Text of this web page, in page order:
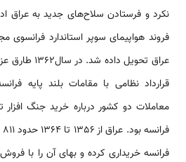
فروند هواپیمای سوپر استاندارد
عراق تحویل
قرارداد نظامی با مقامات بلند پایه
معاملات دو کشور درباره خرید جنگ
فرانسه خریداری کرده و بهای آن را با